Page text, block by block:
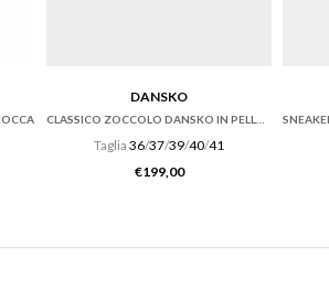
DANSKO
Taglia 36/37/39/40/41
€199,00